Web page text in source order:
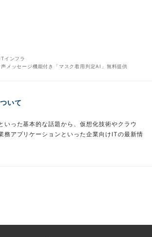
ITインフラ
メッセージ機能付き「マスク着用判定AI」無料提供
いて
いった基本的な話題から、仮想化技術やクラウ
務アプリケーションといった企業向けITの最新情